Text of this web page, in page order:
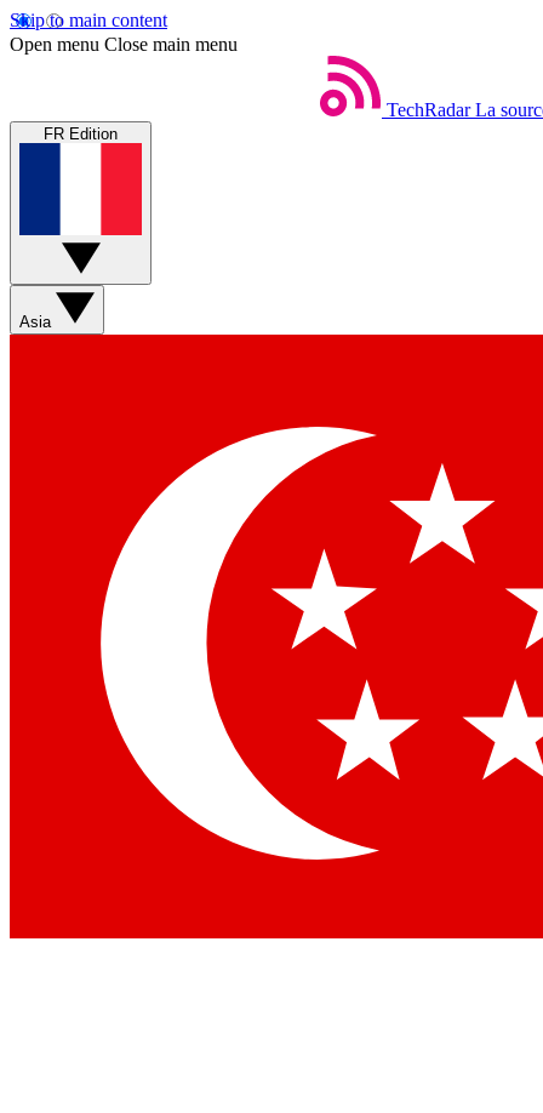
Skip to main content
Open menu Close main menu
TechRadar La
FR Edition
Asia